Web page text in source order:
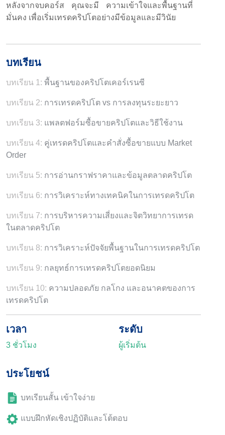
หลังจากจบคอร์ส คุณจะมี ความเข้าใจและพื้นฐานที่
มั่นคง เพื่อเริ่มเทรดคริปโตอย่างมีข้อมูลและมีวินัย
บทเรียน
บทเรียน 1: พื้นฐานของคริปโตเคอร์เรนซี
บทเรียน 2: การเทรดคริปโต vs การลงทุนระยะยาว
บทเรียน 3: แพลตฟอร์มซื้อขายคริปโตและวิธีใช้งาน
บทเรียน 4: คู่เทรดคริปโตและคำสั่งซื้อขายแบบ Market
Order
บทเรียน 5: การอ่านกราฟราคาและข้อมูลตลาดคริปโต
บทเรียน 6: การวิเคราะห์ทางเทคนิคในการเทรดคริปโต
บทเรียน 7: การบริหารความเสี่ยงและจิตวิทยาการเทรด
ในตลาดคริปโต
บทเรียน 8: การวิเคราะห์ปัจจัยพื้นฐานในการเทรดคริปโต
บทเรียน 9: กลยุทธ์การเทรดคริปโตยอดนิยม
บทเรียน 10: ความปลอดภัย กลโกง และอนาคตของการ
เทรดคริปโต
เวลา
3 ชั่วโมง
ระดับ
ผู้เริ่มต้น
ประโยชน์
บทเรียนสั้น เข้าใจง่าย
แบบฝึกหัดเชิงปฏิบัติและโต้ตอบ